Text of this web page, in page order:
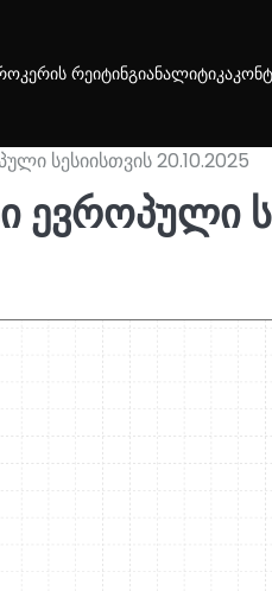
რეიტინგიანალიტიკა
სესიისთვის 20.10.2025
ევროპული